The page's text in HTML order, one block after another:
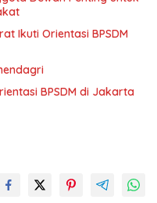
Ikuti Orientasi BPSDM
BPSDM di Jakarta